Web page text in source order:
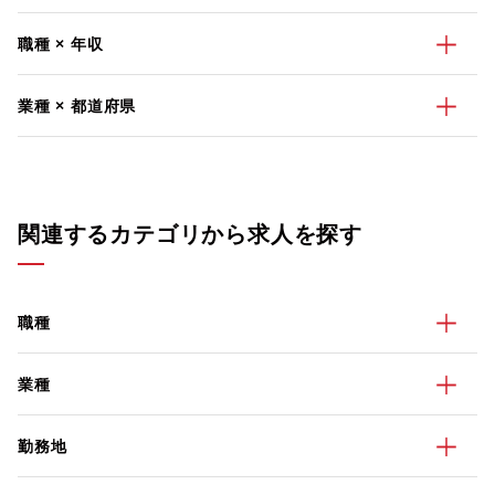
職種 × 年収
業種 × 都道府県
関連するカテゴリから求人を探す
職種
業種
勤務地